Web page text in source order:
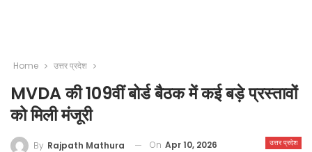
Home उत्तर प्रदेश
MVDA की 109वीं बोर्ड बैठक में कई बड़े प्रस्तावों
को मिली मंजूरी
उत्तर प्रदेश
By Rajpath Mathura On Apr 10, 2026